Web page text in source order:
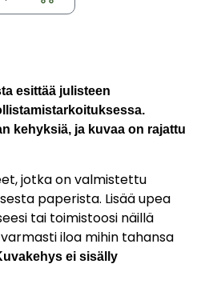
esittää julisteen
kehyksiä, ja kuvaa on rajattu
jotka on valmistettu
paperista. Lisää upea
tai toimistoosi näillä
iloa mihin tahansa
ei sisälly